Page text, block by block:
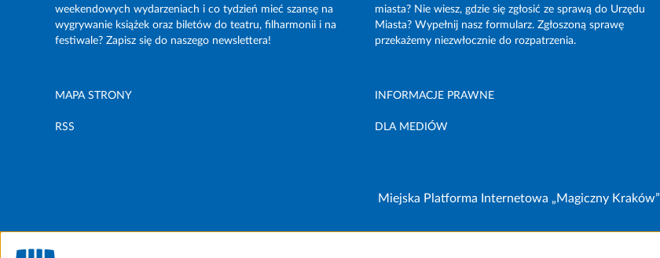
weekendowych wydarzeniach i co tydzień mieć szansę na
wygrywanie książek oraz biletów do teatru, filharmonii i na
festiwale? Zapisz się do naszego newslettera!
miasta? Nie wiesz, gdzie się zgłosić ze sprawą do Urzędu
Miasta? Wypełnij nasz formularz. Zgłoszoną sprawę
przekażemy niezwłocznie do rozpatrzenia.
MAPA STRONY INFORMACJE PRAWNE
RSS DLA MEDIÓW
Miejska Platforma Internetowa „Magiczny Kraków”